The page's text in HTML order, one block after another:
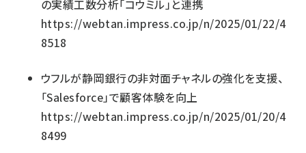
の実績工数分析「コウミル」と連携
https://webtan.impress.co.jp/n/2025/01/22/4
8518
ウフルが静岡銀行の非対面チャネルの強化を支援、
「Salesforce」で顧客体験を向上
https://webtan.impress.co.jp/n/2025/01/20/4
8499